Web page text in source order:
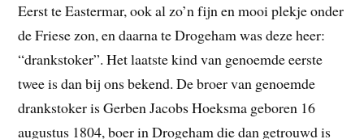
Eerst te Eastermar, ook al zo’n fijn en mooi plekje onder
de Friese zon, en daarna te Drogeham was deze heer:
“drankstoker”. Het laatste kind van genoemde eerste
twee is dan bij ons bekend. De broer van genoemde
drankstoker is Gerben Jacobs Hoeksma geboren 16
augustus 1804, boer in Drogeham die dan getrouwd is